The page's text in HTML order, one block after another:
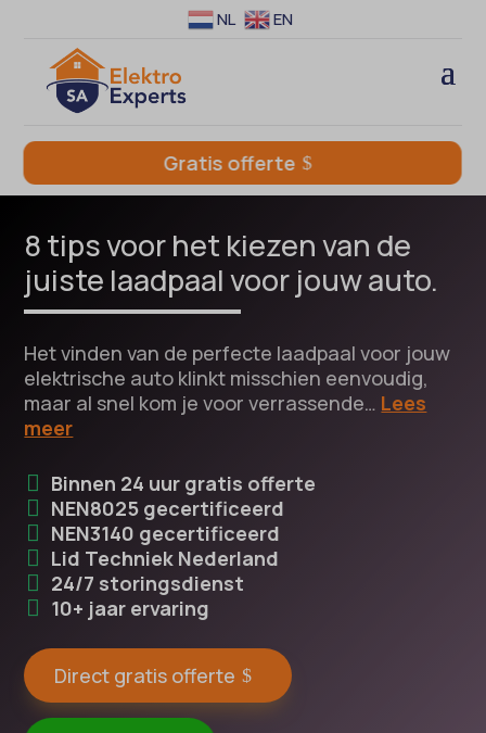
NL EN
Gratis offerte
8 tips voor het kiezen van de
juiste laadpaal voor jouw auto.
Het vinden van de perfecte laadpaal voor jouw
elektrische auto klinkt misschien eenvoudig,
maar al snel kom je voor verrassende… Lees
meer
Binnen 24 uur gratis offerte
NEN8025 gecertificeerd
NEN3140 gecertificeerd
Lid Techniek Nederland
24/7 storingsdienst
10+ jaar ervaring
Direct gratis offerte